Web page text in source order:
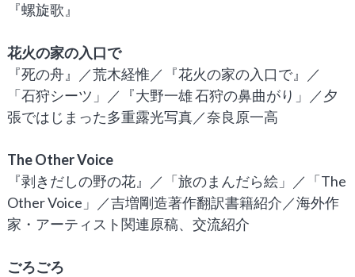
『螺旋歌』
花火の家の入口で
『死の舟』／荒木経惟／『花火の家の入口で』／
「石狩シーツ」／『大野一雄 石狩の鼻曲がり」／夕
張ではじまった多重露光写真／奈良原一高
The Other Voice
『剥きだしの野の花』／「旅のまんだら絵」／「The
Other Voice」／吉増剛造著作翻訳書籍紹介／海外作
家・アーティスト関連原稿、交流紹介
ごろごろ